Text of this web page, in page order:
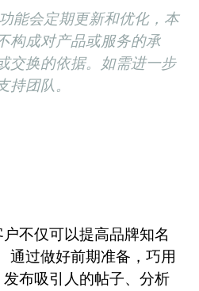
能会定期更新和优化，本
构成对产品或服务的承
交换的依据。如需进一步
持团队。
不仅可以提高品牌知名
通过做好前期准备，巧用
布吸引人的帖子、分析